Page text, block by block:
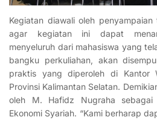
Kegiatan diawali oleh
agar kegiatan ini dapat
menyeluruh dari mahasiswa yang
bangku perkuliahan, akan
praktis yang diperoleh di Kantor
Provinsi Kalimantan Selatan.
oleh M. Hafidz Nugraha sebagai
Ekonomi Syariah. “Kami berharap